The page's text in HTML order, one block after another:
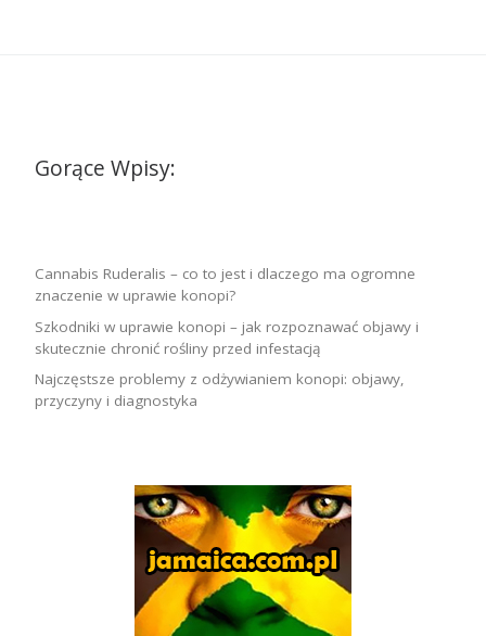
Gorące Wpisy:
Cannabis Ruderalis – co to jest i dlaczego ma ogromne
znaczenie w uprawie konopi?
Szkodniki w uprawie konopi – jak rozpoznawać objawy i
skutecznie chronić rośliny przed infestacją
Najczęstsze problemy z odżywianiem konopi: objawy,
przyczyny i diagnostyka